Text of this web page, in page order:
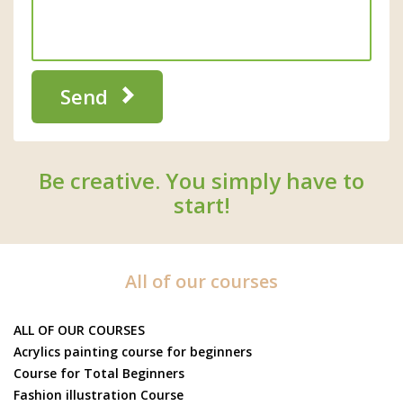
Send
Be creative. You simply have to
start!
All of our courses
ALL OF OUR COURSES
Acrylics painting course for beginners
Course for Total Beginners
Fashion illustration Course